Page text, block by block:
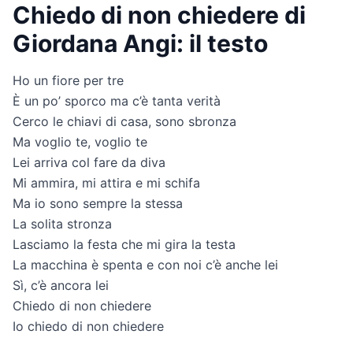
Chiedo di non chiedere di
Giordana Angi: il testo
Ho un fiore per tre
È un po’ sporco ma c’è tanta verità
Cerco le chiavi di casa, sono sbronza
Ma voglio te, voglio te
Lei arriva col fare da diva
Mi ammira, mi attira e mi schifa
Ma io sono sempre la stessa
La solita stronza
Lasciamo la festa che mi gira la testa
La macchina è spenta e con noi c’è anche lei
Sì, c’è ancora lei
Chiedo di non chiedere
Io chiedo di non chiedere